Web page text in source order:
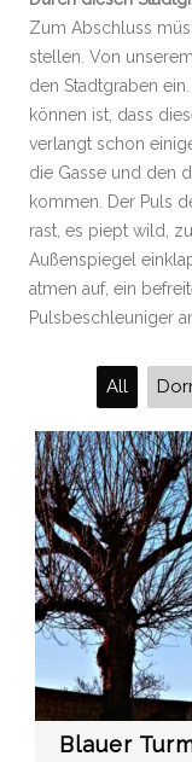
Zum Abschluss
stellen. Von
den Stadtgraben
können ist, dass
verlangt schon
die Gasse und den
kommen. Der Puls
rast, es piept wild,
Außenspiegel
atmen auf, ein
Pulsbeschleuniger
All
Blauer